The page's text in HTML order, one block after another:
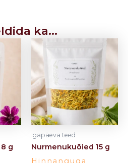
ka…
g
€
Igapäeva teed
Nurmenukuõied 15 g
Hinnanguga
range:
1,50 €
through
3,00 €
product
has
multiple
variants.
The